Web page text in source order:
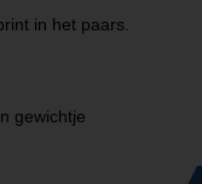
in het paars.
gewichtje